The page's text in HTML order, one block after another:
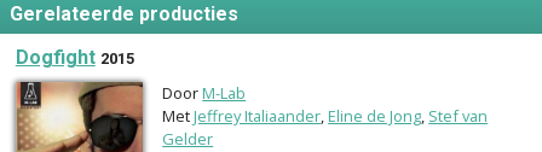
Gerelateerde producties
Dogfight 2015
DoorM-Lab
MetJeffrey Italiaander,Eline de Jong, Stef van
Gelder